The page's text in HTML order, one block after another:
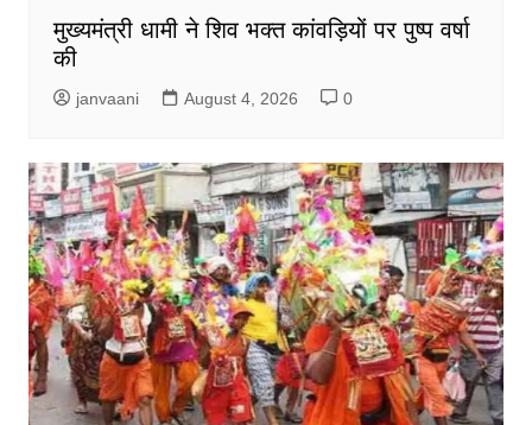
मुख्यमंत्री धामी ने शिव भक्त कांवड़ियों पर पुष्प वर्षा
की
janvaani August 4, 2026 0